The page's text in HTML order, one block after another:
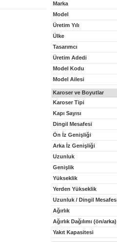
Marka
Model
Üretim Yılı
Ülke
Tasarımcı
Üretim Adedi
Model Kodu
Model Ailesi
Karoser ve Boyutlar
Karoser Tipi
Kapı Sayısı
Dingil Mesafesi
Ön İz Genişliği
Arka İz Genişliği
Uzunluk
Genişlik
Yükseklik
Yerden Yükseklik
Uzunluk / Dingil
Ağırlık
Ağırlık Dağılımı (ön/arka)
Yakıt Kapasitesi